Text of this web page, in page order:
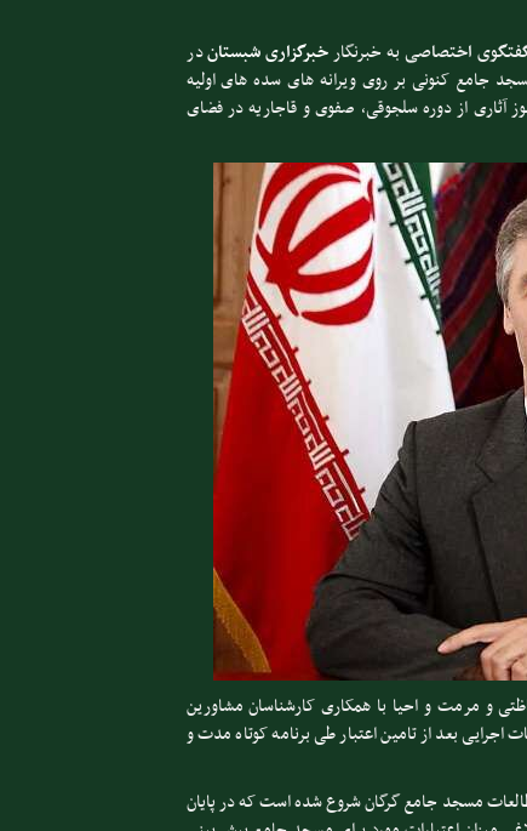
اختصاصیبه خبرنگارخبرگزاری شبستاندر
جامع کنونی بر روی ویرانه های سده های اولیه
آثاری از دوره سلجوقی، صفوی و قاجاریه در فضای
و مرمت و احیا با همکاری کارشناسان مشاورین
بعد از تامین اعتبار طی برنامه کوتاه مدت و
مبلغ یک میلیارد تومان، مطالعات مسجد جامع گرگان شروع شده است که در پایان